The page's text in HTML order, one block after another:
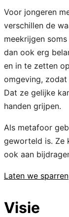
Voor jongeren
verschillen de
meekrijgen
dan ook erg
en in te zetten
omgeving,
Dat ze gelijke
handen grijpen.
Als metafoor
geworteld is. Ze
ook aan
Laten we sparren
Visie